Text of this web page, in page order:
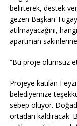
belirterek, destek
gezen Başkan
atılmayacağını,
apartman
“Bu proje olumsuz
Projeye katılan
belediyemize
sebep oluyor.
ortadan kaldıracak.